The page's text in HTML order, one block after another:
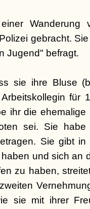
Wanderung
gebracht.
Jugend" befragt.
sie ihre Bluse
für
ihr die ehemalige
sei. Sie
Sie gibt in
und sich an
zu haben,
sie mit ihrer